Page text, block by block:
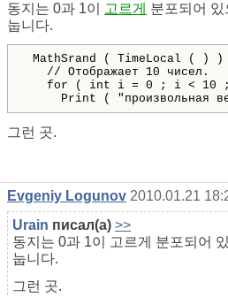
동지는 0과 1이
고르게 분포되어
눕니다.
MathSrand ( TimeLocal ( ) )
// Отображает 10 чисел.
for
( int i = 0 ; i < 10 ;
Print
( "произвольная
그런 곳.
Evgeniy Logunov 2010.01.21
Urain писал(а) >>
동지는 0과 1이 고르게 분포되어
눕니다.
그런 곳.